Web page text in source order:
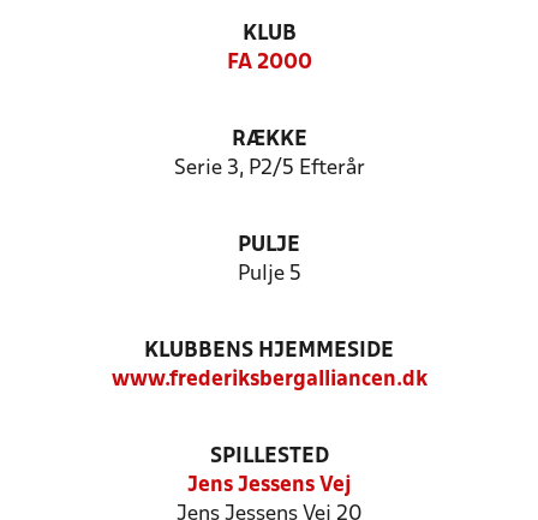
KLUB
FA 2000
RÆKKE
Serie 3, P2/5 Efterår
PULJE
Pulje 5
KLUBBENS HJEMMESIDE
www.frederiksbergalliancen.dk
SPILLESTED
Jens Jessens Vej
Jens Jessens Vej 20